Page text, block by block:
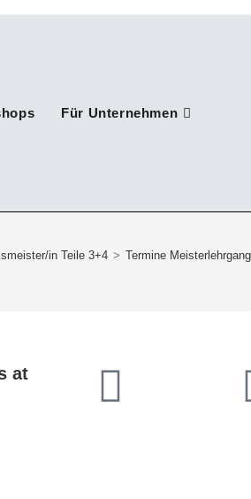
Für Unternehmen
in Teile 3+4 > Termine
at